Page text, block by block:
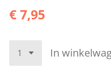
€ 7,95
In